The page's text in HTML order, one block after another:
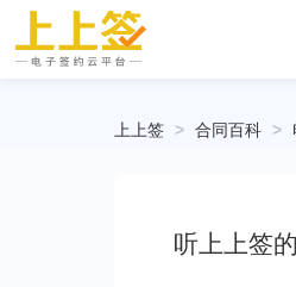
上上签 > 合同百科 >
听上上签